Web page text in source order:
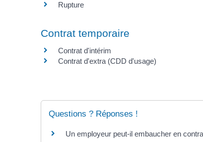
Rupture
Contrat temporaire
Contrat d'intérim
Contrat d'extra (CDD d'usage)
Questions ? Réponses !
Un employeur peut-il embaucher en